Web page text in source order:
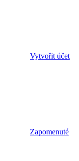
Vytvořit účet
Zapomenuté